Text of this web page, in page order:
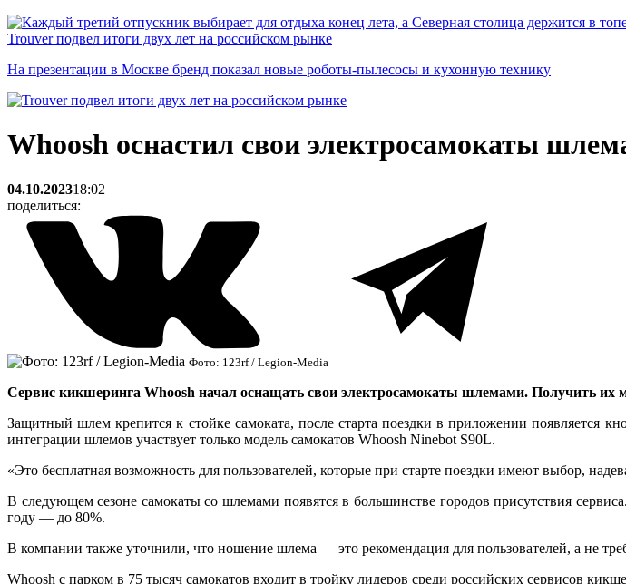
Trouver подвел итоги двух лет на российском рынке
На презентации в Москве бренд показал новые роботы-пылесосы и кухонную технику
Whoosh оснастил свои электросамокаты
04.10.202318:02
поделиться:
Фото: 123rf / Legion-Media
Сервис кикшеринга Whoosh начал оснащать свои электросамокаты шлемами. Получить их
Защитный шлем крепится к стойке самоката, после старта поездки в приложении появляется
интеграции шлемов участвует только модель самокатов Whoosh Ninebot S90L.
«Это бесплатная возможность для пользователей, которые при старте поездки имеют выбор,
В следующем сезоне самокаты со шлемами появятся в большинстве городов присутствия
году — до 80%.
В компании также уточнили, что ношение шлема — это рекомендация для пользователей, а не
Whoosh с парком в 75 тысяч самокатов входит в тройку лидеров среди российских сервисов